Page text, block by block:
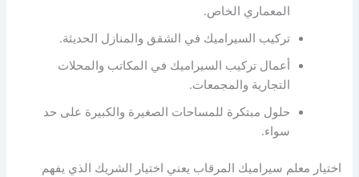
المعماري الخاص.
تركيب السيراميك في الشقق والمنازل الحديثة.
أعمال تركيب السيراميك في المكاتب والمحلات
التجارية والمجمعات.
حلول مبتكرة للمساحات الصغيرة والكبيرة على حد
سواء.
اختيار معلم سيراميك المرقاب يعني اختيار الشريك الذي يفهم